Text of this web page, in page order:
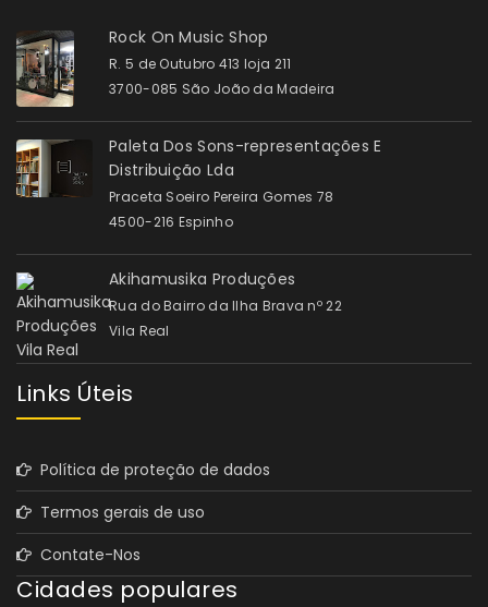
Rock On Music Shop
R. 5 de Outubro 413 loja 211
3700-085 São João da Madeira
Paleta Dos Sons-representações E
Distribuição Lda
Praceta Soeiro Pereira Gomes 78
4500-216 Espinho
Akihamusika Produções
Rua do Bairro da Ilha Brava nº 22
Vila Real
Links Úteis
Política de proteção de dados
Termos gerais de uso
Contate-Nos
Cidades populares